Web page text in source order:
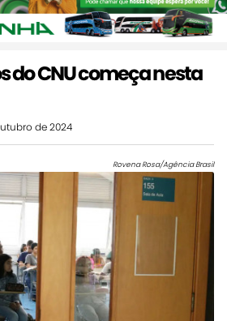
do CNU começa nesta
de 2024
Rovena Rosa/Agência Brasil